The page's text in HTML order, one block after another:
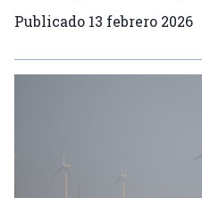
Publicado 13 febrero 2026